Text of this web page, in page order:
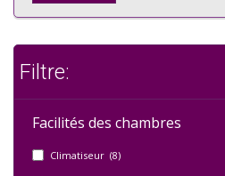
Filtre:
Facilités des chambres
Climatiseur (8)